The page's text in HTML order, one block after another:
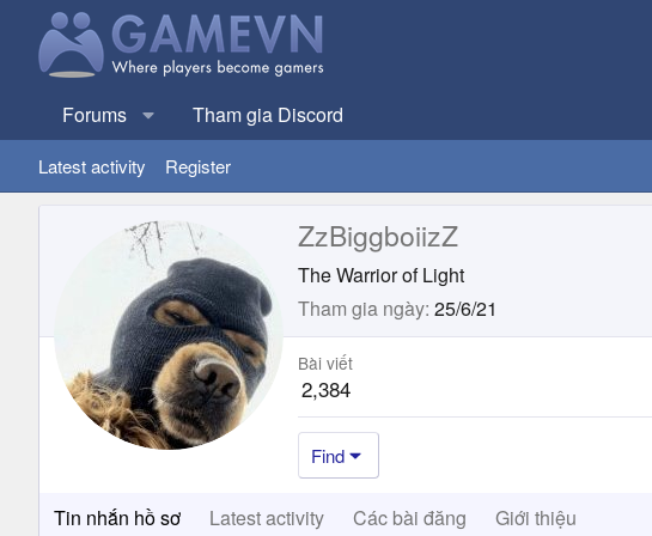
Forums Tham gia Discord
Latest activity Register
ZzBiggboiizZ
The Warrior of Light
Tham gia ngày 25/6/21
Bài viết
2,384
Find
Tin nhắn hồ sơ Latest activity Các bài đăng Giới thiệu